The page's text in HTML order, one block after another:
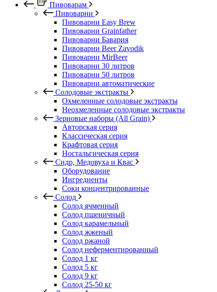
Пивоварам
Пивоварни
Пивоварни Easy Brew
Пивоварни Grainfather
Пивоварни Бавария
Пивоварни Beer Zavodik
Пивоварни MirBeer
Пивоварни 30 литров
Пивоварни 50 литров
Пивоварни автоматические
Солодовые экстракты
Охмеленные солодовые экстракты
Неохмеленные солодовые экстракты
Зерновые наборы (All Grain)
Авторская серия
Классическая серия
Крафтовая серия
Ностальгическая серия
Сидр, Медовуха и Квас
Оборудование
Ингредиенты
Соки концентрированные
Солод
Солод ячменный
Солод пшеничный
Солод карамельный
Солод жженый
Солод ржаной
Солод неферментированный
Солод 1 кг
Солод 5 кг
Солод 9 кг
Солод 25-50 кг